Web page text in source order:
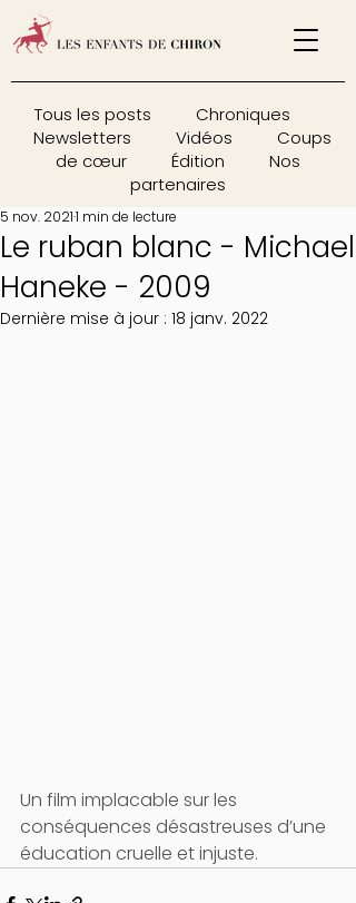
Tous les posts
Chroniques
Newsletters
Vidéos
Coups
de cœur
Édition
Nos
partenaires
Le ruban blanc - Michael
Haneke - 2009
5 nov. 20211 min de lecture
Dernière mise à jour : 18 janv. 2022
Un film implacable sur les
conséquences désastreuses d’une
éducation cruelle et injuste.